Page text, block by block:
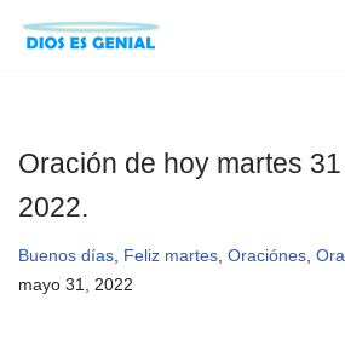
Oración de hoy martes
2022.
Buenos días, Feliz martes, Oraciónes,
mayo 31, 2022